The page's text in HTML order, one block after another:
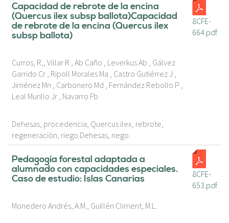
Capacidad de rebrote de la encina
(Quercus ilex subsp ballota)Capacidad
de rebrote de la encina (Quercus ilex
subsp ballota)
Curros, R,, Villar R , Ab Caño , Leverkus Ab , Gálvez
Garrido Cr , Ripoll Morales Ma , Castro Gutiérrez J ,
Jiménez Mn , Carbonero Md , Fernández Rebollo P ,
Leal Murillo Jr , Navarro Fb
Dehesas, procedencia, Quercus ilex, rebrote,
regeneración, riego.Dehesas, riego.
8CFE-
664.pdf
Pedagogía forestal adaptada a
alumnado con capacidades especiales.
Caso de estudio: Islas Canarias
Monedero Andrés, A.M., Guillén Climent, M.L.
8CFE-
653.pdf